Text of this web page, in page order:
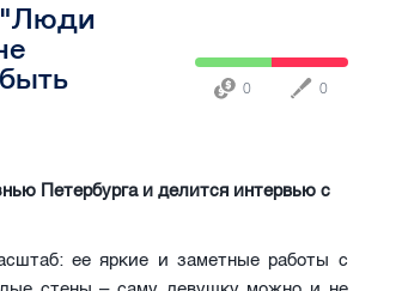
"Люди
0 0
Петербурга и делится интервью с
ее яркие и заметные работы с